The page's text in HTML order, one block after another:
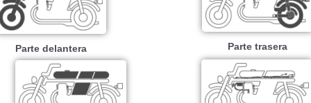
Parte delantera Parte trasera